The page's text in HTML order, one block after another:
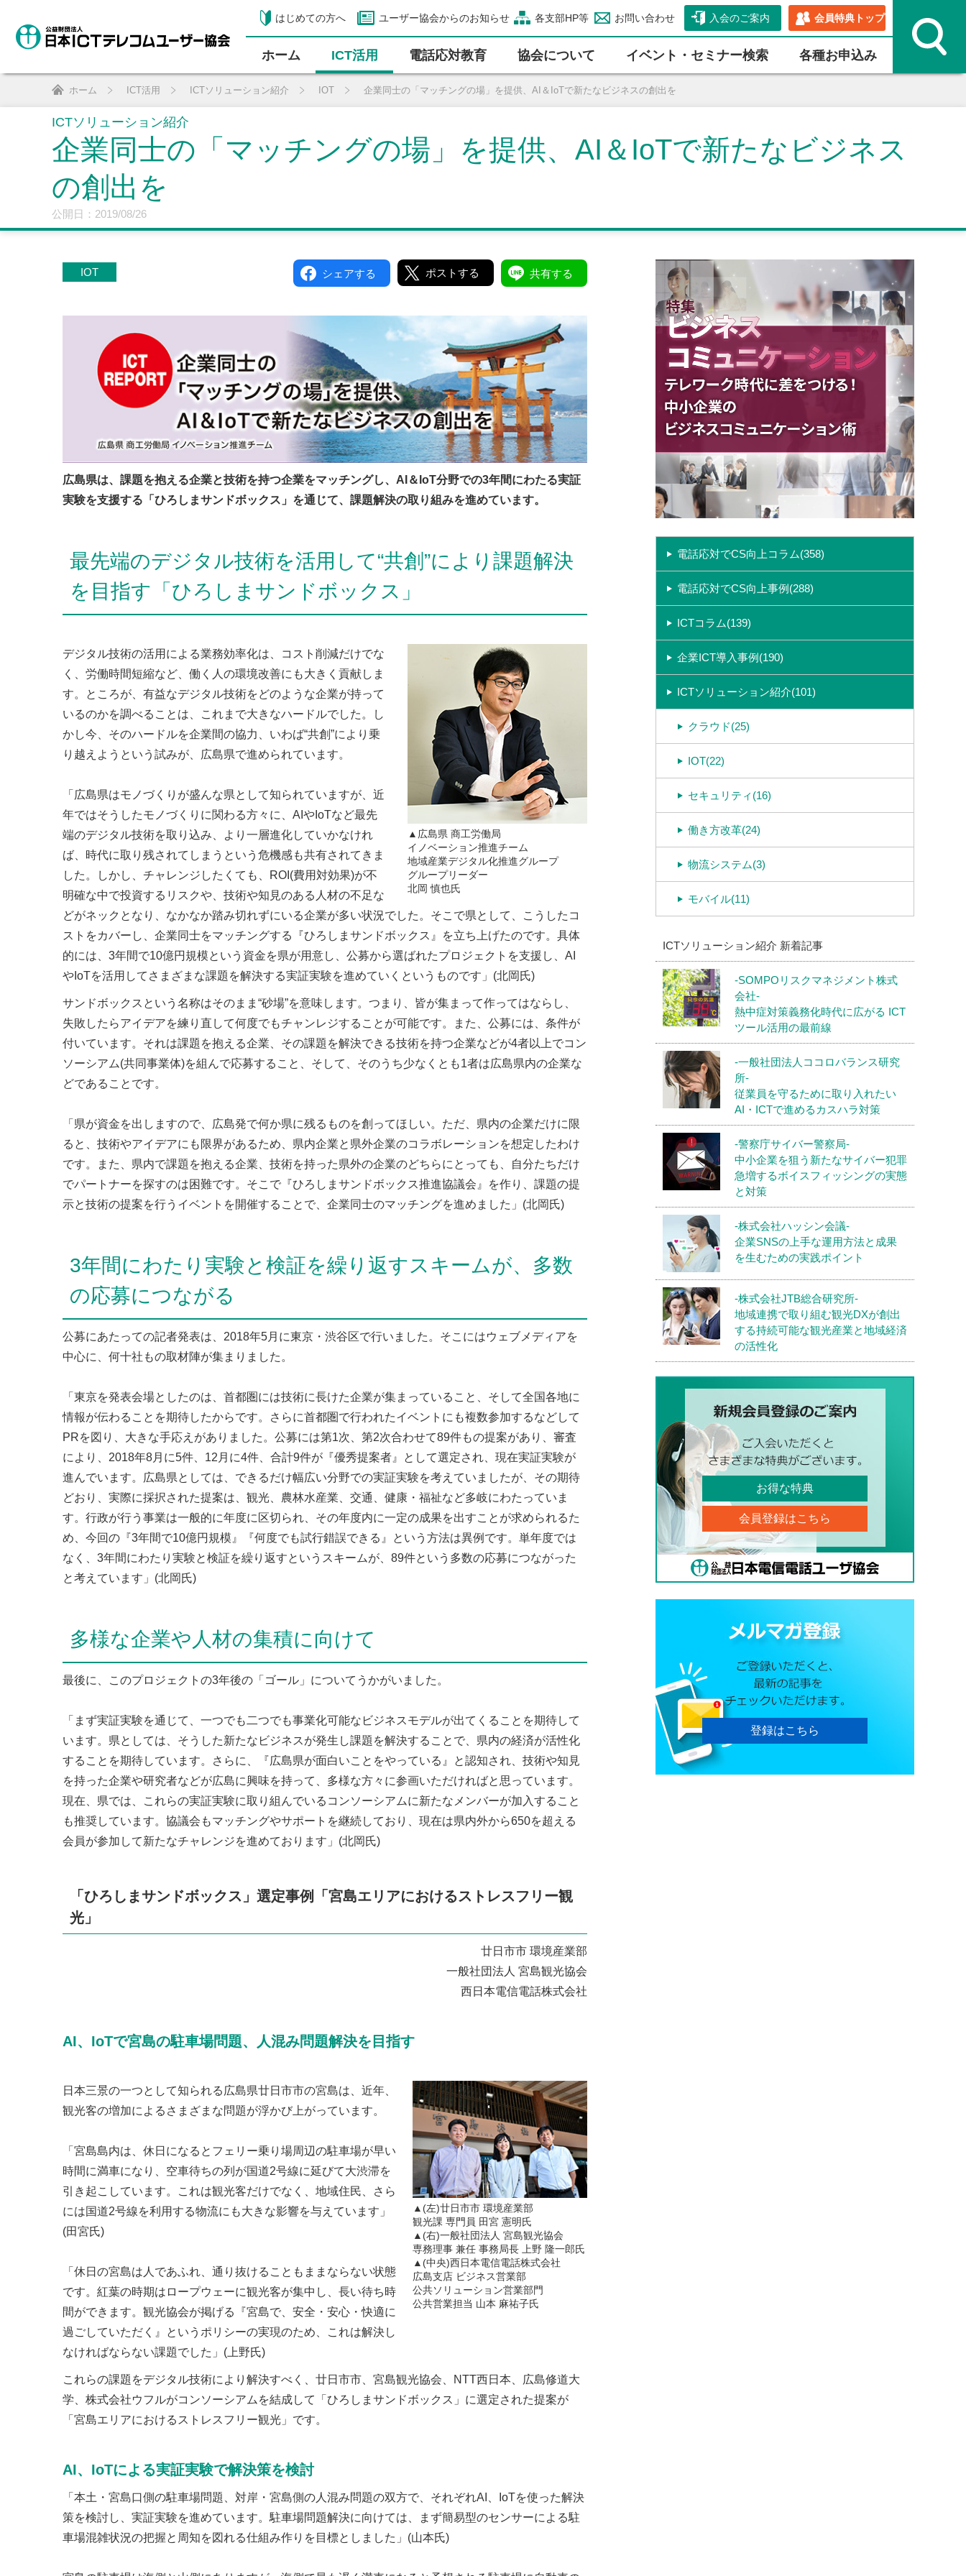
はじめての方へ ユーザー協会からのお知らせ 各支部HP等 お問い合わせ 入会のご案内 会員特典トップ
ホーム ICT活⽤ 電話応対教育 協会について イベント・セミナー検索 各種お申込み
ホーム ICT活用 ICTソリューション紹介 IOT 企業同士の「マッチングの場」を提供、AI＆IoTで新たなビジネスの創出を
ICTソリューション紹介
企業同士の「マッチングの場」を提供、AI＆IoTで新たなビジネス
の創出を
公開日：2019/08/26
IOT シェアする ポストする 共有する
広島県は、課題を抱える企業と技術を持つ企業をマッチングし、AI＆IoT分野での3年間にわたる実証
実験を支援する「ひろしまサンドボックス」を通じて、課題解決の取り組みを進めています。
最先端のデジタル技術を活用して“共創”により課題解決
を目指す「ひろしまサンドボックス」
▲広島県 商工労働局
イノベーション推進チーム
地域産業デジタル化推進グループ
グループリーダー
北岡 慎也氏
デジタル技術の活用による業務効率化は、コスト削減だけでな
く、労働時間短縮など、働く人の環境改善にも大きく貢献しま
す。ところが、有益なデジタル技術をどのような企業が持って
いるのかを調べることは、これまで大きなハードルでした。し
かし今、そのハードルを企業間の協力、いわば“共創”により乗
り越えようという試みが、広島県で進められています。
「広島県はモノづくりが盛んな県として知られていますが、近
年ではそうしたモノづくりに関わる方々に、AIやIoTなど最先
端のデジタル技術を取り込み、より一層進化していかなけれ
ば、時代に取り残されてしまうという危機感も共有されてきま
した。しかし、チャレンジしたくても、ROI(費用対効果)が不
明確な中で投資するリスクや、技術や知見のある人材の不足な
どがネックとなり、なかなか踏み切れずにいる企業が多い状況でした。そこで県として、こうしたコ
ストをカバーし、企業同士をマッチングする『ひろしまサンドボックス』を立ち上げたのです。具体
的には、3年間で10億円規模という資金を県が用意し、公募から選ばれたプロジェクトを支援し、AI
やIoTを活用してさまざまな課題を解決する実証実験を進めていくというものです」(北岡氏)
サンドボックスという名称はそのまま“砂場”を意味します。つまり、皆が集まって作ってはならし、
失敗したらアイデアを練り直して何度でもチャンレジすることが可能です。また、公募には、条件が
付いています。それは課題を抱える企業、その課題を解決できる技術を持つ企業などが4者以上でコン
ソーシアム(共同事業体)を組んで応募すること、そして、そのうち少なくとも1者は広島県内の企業な
どであることです。
「県が資金を出しますので、広島発で何か県に残るものを創ってほしい。ただ、県内の企業だけに限
ると、技術やアイデアにも限界があるため、県内企業と県外企業のコラボレーションを想定したわけ
です。また、県内で課題を抱える企業、技術を持った県外の企業のどちらにとっても、自分たちだけ
でパートナーを探すのは困難です。そこで『ひろしまサンドボックス推進協議会』を作り、課題の提
示と技術の提案を行うイベントを開催することで、企業同士のマッチングを進めました」(北岡氏)
3年間にわたり実験と検証を繰り返すスキームが、多数
の応募につながる
公募にあたっての記者発表は、2018年5月に東京・渋谷区で行いました。そこにはウェブメディアを
中心に、何十社もの取材陣が集まりました。
「東京を発表会場としたのは、首都圏には技術に長けた企業が集まっていること、そして全国各地に
情報が伝わることを期待したからです。さらに首都圏で行われたイベントにも複数参加するなどして
PRを図り、大きな手応えがありました。公募には第1次、第2次合わせて89件もの提案があり、審査
により、2018年8月に5件、12月に4件、合計9件が『優秀提案者』として選定され、現在実証実験が
進んでいます。広島県としては、できるだけ幅広い分野での実証実験を考えていましたが、その期待
どおり、実際に採択された提案は、観光、農林水産業、交通、健康・福祉など多岐にわたっていま
す。行政が行う事業は一般的に年度に区切られ、その年度内に一定の成果を出すことが求められるた
め、今回の『3年間で10億円規模』『何度でも試行錯誤できる』という方法は異例です。単年度では
なく、3年間にわたり実験と検証を繰り返すというスキームが、89件という多数の応募につながった
と考えています」(北岡氏)
多様な企業や人材の集積に向けて
最後に、このプロジェクトの3年後の「ゴール」についてうかがいました。
「まず実証実験を通じて、一つでも二つでも事業化可能なビジネスモデルが出てくることを期待して
います。県としては、そうした新たなビジネスが発生し課題を解決することで、県内の経済が活性化
することを期待しています。さらに、『広島県が面白いことをやっている』と認知され、技術や知見
を持った企業や研究者などが広島に興味を持って、多様な方々に参画いただければと思っています。
現在、県では、これらの実証実験に取り組んでいるコンソーシアムに新たなメンバーが加入すること
も推奨しています。協議会もマッチングやサポートを継続しており、現在は県内外から650を超える
会員が参加して新たなチャレンジを進めております」(北岡氏)
「ひろしまサンドボックス」選定事例「宮島エリアにおけるストレスフリー観
光」
廿日市市 環境産業部
一般社団法人 宮島観光協会
西日本電信電話株式会社
AI、IoTで宮島の駐車場問題、人混み問題解決を目指す
▲(左)廿日市市 環境産業部
観光課 専門員 田宮 憲明氏
▲(右)一般社団法人 宮島観光協会
専務理事 兼任 事務局長 上野 隆一郎氏
▲(中央)西日本電信電話株式会社
広島支店 ビジネス営業部
公共ソリューション営業部門
公共営業担当 山本 麻祐子氏
日本三景の一つとして知られる広島県廿日市市の宮島は、近年、
観光客の増加によるさまざまな問題が浮かび上がっています。
「宮島島内は、休日になるとフェリー乗り場周辺の駐車場が早い
時間に満車になり、空車待ちの列が国道2号線に延びて大渋滞を
引き起こしています。これは観光客だけでなく、地域住民、さら
には国道2号線を利用する物流にも大きな影響を与えています」
(田宮氏)
「休日の宮島は人であふれ、通り抜けることもままならない状態
です。紅葉の時期はロープウェーに観光客が集中し、長い待ち時
間ができます。観光協会が掲げる『宮島で、安全・安心・快適に
過ごしていただく』というポリシーの実現のため、これは解決し
なければならない課題でした」(上野氏)
これらの課題をデジタル技術により解決すべく、廿日市市、宮島観光協会、NTT西日本、広島修道大
学、株式会社ウフルがコンソーシアムを結成して「ひろしまサンドボックス」に選定された提案が
「宮島エリアにおけるストレスフリー観光」です。
AI、IoTによる実証実験で解決策を検討
「本土・宮島口側の駐車場問題、対岸・宮島側の人混み問題の双方で、それぞれAI、IoTを使った解決
策を検討し、実証実験を進めています。駐車場問題解決に向けては、まず簡易型のセンサーによる駐
車場混雑状況の把握と周知を図れる仕組み作りを目標としました」(山本氏)
電話応対でCS向上コラム(358)
電話応対でCS向上事例(288)
ICTコラム(139)
企業ICT導入事例(190)
ICTソリューション紹介(101)
クラウド(25)
IOT(22)
セキュリティ(16)
働き方改革(24)
物流システム(3)
モバイル(11)
ICTソリューション紹介 新着記事
-SOMPOリスクマネジメント株式
会社-
熱中症対策義務化時代に広がる ICT
ツール活用の最前線
-一般社団法人ココロバランス研究
所-
従業員を守るために取り入れたい
AI・ICTで進めるカスハラ対策
-警察庁サイバー警察局-
中小企業を狙う新たなサイバー犯罪
急増するボイスフィッシングの実態
と対策
-株式会社ハッシン会議-
企業SNSの上手な運用方法と成果
を生むための実践ポイント
-株式会社JTB総合研究所-
地域連携で取り組む観光DXが創出
する持続可能な観光産業と地域経済
の活性化
お得な特典
会員登録はこちら
登録はこちら